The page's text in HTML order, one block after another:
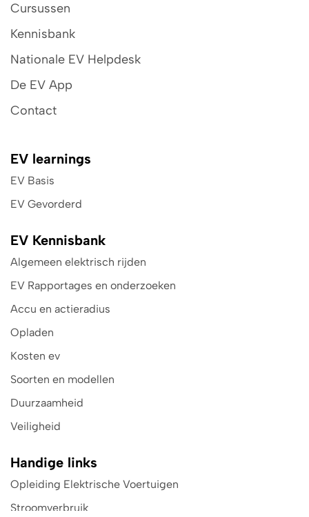
Cursussen
Kennisbank
Nationale EV Helpdesk
De EV App
Contact
EV learnings
EV Basis
EV Gevorderd
EV Kennisbank
Algemeen elektrisch rijden
EV Rapportages en onderzoeken
Accu en actieradius
Opladen
Kosten ev
Soorten en modellen
Duurzaamheid
Veiligheid
Handige links
Opleiding Elektrische Voertuigen
Stroomverbruik